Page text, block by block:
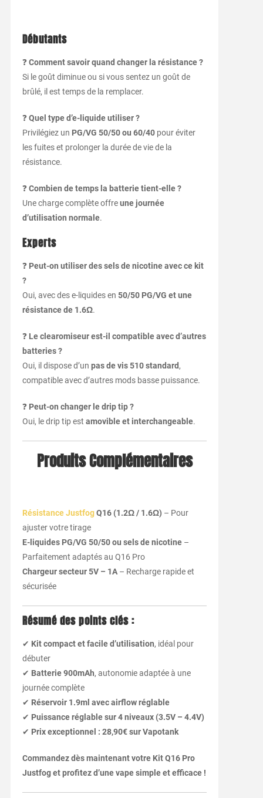
Débutants
❓Comment savoir quand changer la résistance ?
Si le goût diminue ou si vous sentez un goût de
brûlé, il est temps de la remplacer.
❓Quel type d’e-liquide utiliser ?
Privilégiez un PG/VG 50/50 ou 60/40pour éviter
les fuites et prolonger la durée de vie de la
résistance.
❓Combien de temps la batterie tient-elle ?
Une charge complète offreune journée
d’utilisation normale.
Experts
❓ Peut-on utiliser des sels de nicotine avec ce kit
?
Oui, avec des e-liquides en 50/50 PG/VG et une
résistance de 1.6Ω.
❓ Le clearomiseur est-il compatible avec d’autres
batteries ?
Oui, il dispose d’un pas de vis 510 standard ,
compatible avec d’autres mods basse puissance.
❓ Peut-on changer le drip tip ?
Oui, le drip tip est amovible et interchangeable.
Produits Complémentaires
Résistance JustfogQ16 (1.2Ω / 1.6Ω) – Pour
ajuster votre tirage
E-liquides PG/VG 50/50 ou sels de nicotine–
Parfaitement adaptés au Q16 Pro
Chargeur secteur 5V – 1A– Recharge rapide et
sécurisée
Résumé des points clés :
✔ Kit compact et facile d’utilisation, idéal pour
débuter
✔ Batterie 900mAh, autonomie adaptée à une
journée complète
✔ Réservoir 1.9ml avec airflow réglable
✔ Puissance réglable sur 4 niveaux (3.5V – 4.4V)
✔ Prix exceptionnel : 28,90€ sur Vapotank
Commandez dès maintenant votre Kit Q16 Pro
Justfog et profitez d’une vape simple et efficace !